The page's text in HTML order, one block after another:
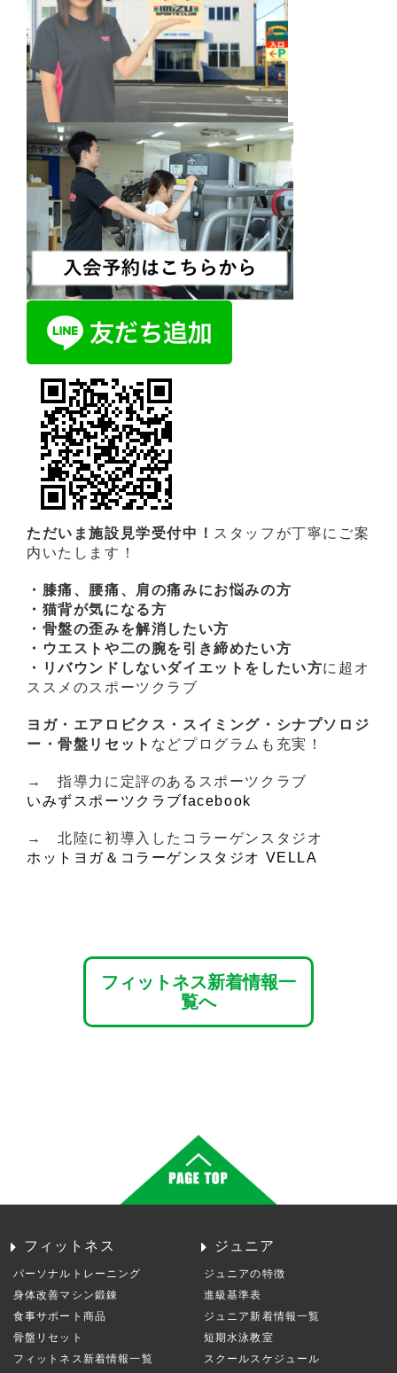
ただいま施設見学受付中！ スタッフが丁寧にご案
内いたします！
・膝痛、腰痛、肩の痛みにお悩みの方
・猫背が気になる方
・骨盤の歪みを解消したい方
・ウエストや二の腕を引き締めたい方
・リバウンドしないダイエットをしたい方に超オ
ススメのスポーツクラブ
ヨガ・エアロビクス・スイミング・シナプソロジ
ー・骨盤リセット などプログラムも充実！
→ 指導力に定評のあるスポーツクラブ
いみずスポーツクラブfacebook
→ 北陸に初導入したコラーゲンスタジオ
ホットヨガ＆コラーゲンスタジオ VELLA
フィットネス新着情報一
覧へ
フィットネス
パーソナルトレーニング
身体改善マシン鍛錬
食事サポート商品
骨盤リセット
フィットネス新着情報一覧
ジュニア
ジュニアの特徴
進級基準表
ジュニア新着情報一覧
短期水泳教室
スクールスケジュール